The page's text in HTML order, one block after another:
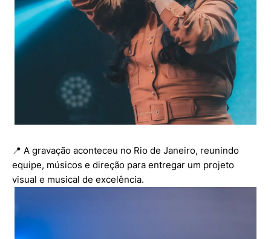
📍 A gravação aconteceu no Rio de Janeiro, reunindo
equipe, músicos e direção para entregar um projeto
visual e musical de excelência.